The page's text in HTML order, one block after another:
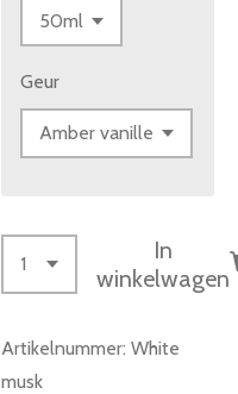
Geur
In
winkelwagen
Artikelnummer: White
musk